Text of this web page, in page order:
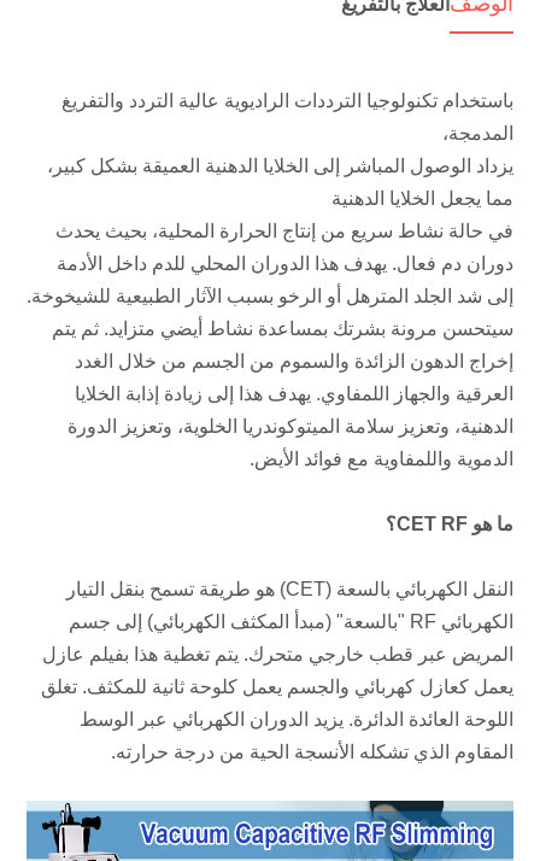
العلاج بالتفريغ
المدمجة،
مما يجعل الخلايا الدهنية
الدموية واللمفاوية مع فوائد الأيض.
ما هو CET RF؟
المقاوم الذي تشكله الأنسجة الحية من درجة حرارته.